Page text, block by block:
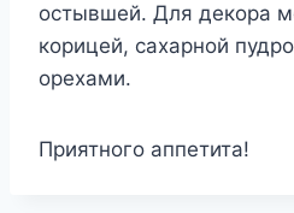
остывшей. Для декора
корицей, сахарной
орехами.
Приятного аппетита!